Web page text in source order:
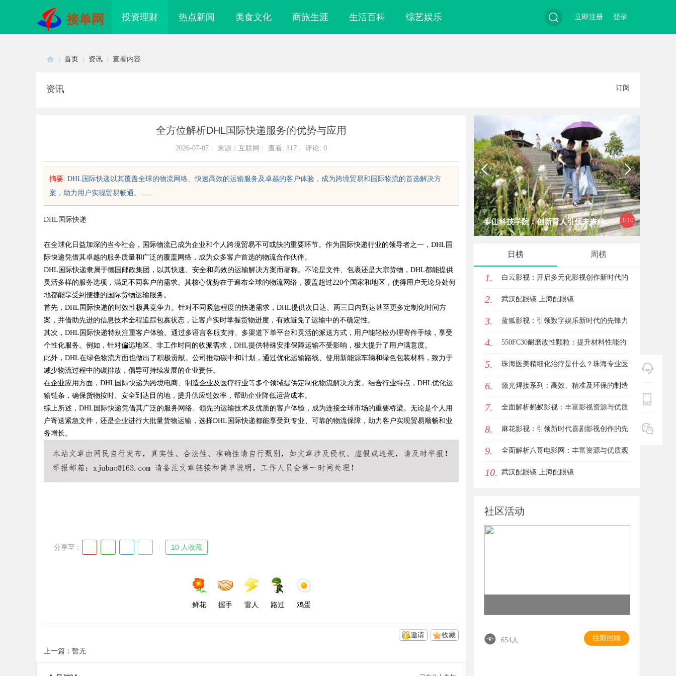
接单网 投资理财 热点新闻 美食文化 商旅生涯 生活百科 综艺娱乐 登录
立即注册
uz
!
首页 资讯 查看内容
资讯 订阅
全方位解析DHL国际快递服务的优势与应用
2026-07-07 来源：互联网 查看: 317 评论: 0
摘要: DHL国际快递以其覆盖全球的物流网络、快速高效的运输服务及卓越的客户体验，成为跨境贸易和国际物流的首选解决方
案，助力用户实现贸易畅通。......
DHL国际快递
在全球化日益加深的当今社会，国际物流已成为企业和个人跨境贸易不可或缺的重要环节。作为国际快递行业的领导者之一，DHL国
际快递凭借其卓越的服务质量和广泛的覆盖网络，成为众多客户首选的物流合作伙伴。
DHL国际快递隶属于德国邮政集团，以其快速、安全和高效的运输解决方案而著称。不论是文件、包裹还是大宗货物，DHL都能提供
灵活多样的服务选项，满足不同客户的需求。其核心优势在于遍布全球的物流网络，覆盖超过220个国家和地区，使得用户无论身处何
地都能享受到便捷的国际货物运输服务。
首先，DHL国际快递的时效性极具竞争力。针对不同紧急程度的快递需求，DHL提供次日达、两三日内到达甚至更多定制化时间方
案，并借助先进的信息技术全程追踪包裹状态，让客户实时掌握货物进度，有效避免了运输中的不确定性。
其次，DHL国际快递特别注重客户体验。通过多语言客服支持、多渠道下单平台和灵活的派送方式，用户能轻松办理寄件手续，享受
个性化服务。例如，针对偏远地区、非工作时间的收派需求，DHL提供特殊安排保障运输不受影响，极大提升了用户满意度。
此外，DHL在绿色物流方面也做出了积极贡献。公司推动碳中和计划，通过优化运输路线、使用新能源车辆和绿色包装材料，致力于
减少物流过程中的碳排放，倡导可持续发展的企业责任。
在企业应用方面，DHL国际快递为跨境电商、制造企业及医疗行业等多个领域提供定制化物流解决方案。结合行业特点，DHL优化运
输链条，确保货物按时、安全到达目的地，提升供应链效率，帮助企业降低运营成本。
综上所述，DHL国际快递凭借其广泛的服务网络、领先的运输技术及优质的客户体验，成为连接全球市场的重要桥梁。无论是个人用
户寄送紧急文件，还是企业进行大批量货物运输，选择DHL国际快递都能享受到专业、可靠的物流保障，助力客户实现贸易顺畅和业
务增长。
分享至 : 10 人收藏
鲜花 握手 雷人 路过 鸡蛋
收藏
邀请
上一篇：暂无
3/10
射灸舱：创新科技引领高效健 泰山科技学院：创新育人引领未来科
日榜 周榜
1. 白云影视：开启多元化影视创作新时代的
领航者
2. 武汉配眼镜 上海配眼镜
3. 蓝狐影视：引领数字娱乐新时代的先锋力
量
4. 550FC30耐磨改性颗粒：提升材料性能的
新选择
5. 珠海医美精细化治疗是什么？珠海专业医
美机构筛选标准科普
6. 激光焊接系列：高效、精准及环保的制造
解决方案
7. 全面解析蚂蚁影视：丰富影视资源与优质
观影体验的新时代平台
8. 麻花影视：引领新时代喜剧影视创作的先
锋力量
9. 全面解析八哥电影网：丰富资源与优质观
影体验的终极指南
10. 武汉配眼镜 上海配眼镜
社区活动
654人 往期回顾